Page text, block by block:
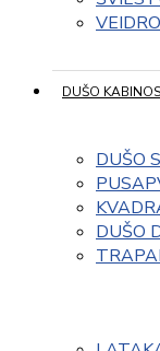
DUŠO
DUŠO
DUŠO
TRAPAI